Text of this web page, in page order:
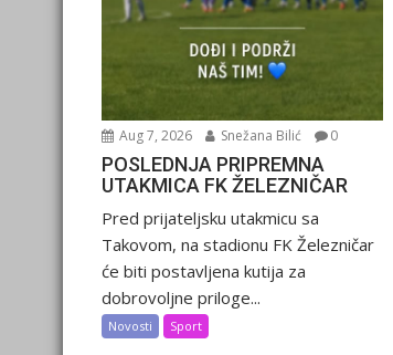
Aug 7, 2026 Snežana Bilić 0
POSLEDNJA PRIPREMNA
UTAKMICA FK ŽELEZNIČAR
Pred prijateljsku utakmicu sa
Takovom, na stadionu FK Železničar
će biti postavljena kutija za
dobrovoljne priloge...
Novosti Sport